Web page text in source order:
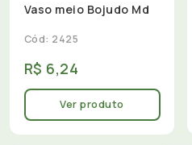
Vaso meio Bojudo Md
Cód: 2425
R$ 6,24
Ver produto